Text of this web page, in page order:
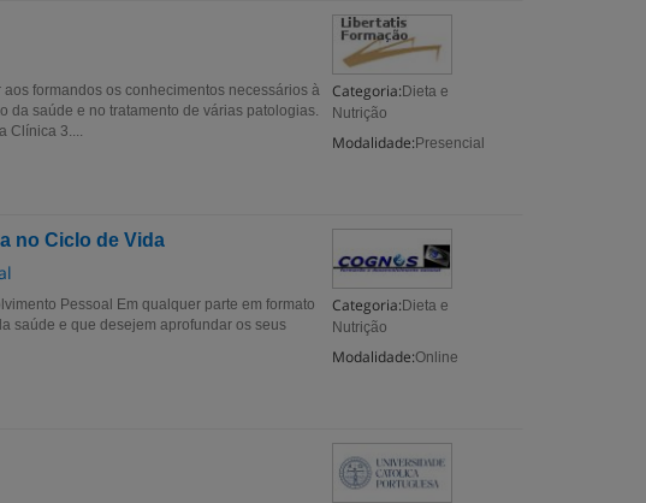
Categoria: Dieta e
Nutrição
Modalidade: Presencial
formandos os conhecimentos necessários à
da saúde e no tratamento de várias patologias.
Clínica 3....
no Ciclo de Vida
Categoria: Dieta e
Nutrição
Modalidade:Online
Pessoal Em qualquer parte em formato
saúde e que desejem aprofundar os seus